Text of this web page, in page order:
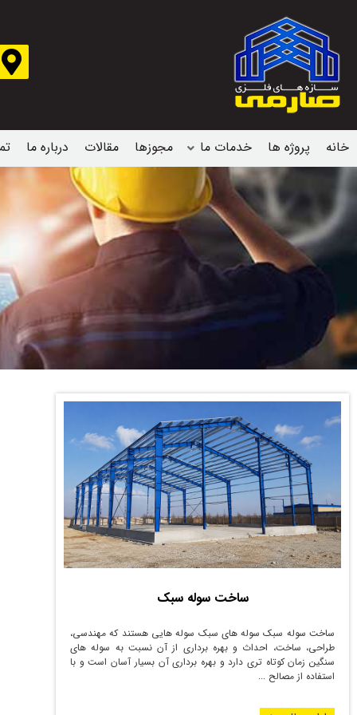
خانه پروژه ها خدمات ما مجوزها مقالات درباره ما
ساخت سوله سبک
ساخت سوله سبک سوله های سبک سوله هایی هستند که مهندسی،
طراحی، ساخت، احداث و بهره برداری از آن نسبت به سوله های
سنگین زمان کوتاه تری دارد و بهره برداری آن بسیار آسان است و با
استفاده از مصالح ...